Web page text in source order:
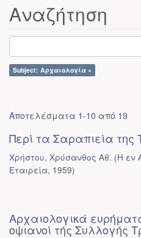
Αναζήτηση
Subject: Αρχαιολογία ×
Αποτελέσματα 1-10 από 19
Περί τα Σαραπιεία
Χρήστου, Χρύσανθος Αθ. (Η εν
Εταιρεία, 1959)
Αρχαιολογικά
οψιανοί τής Συλλογής